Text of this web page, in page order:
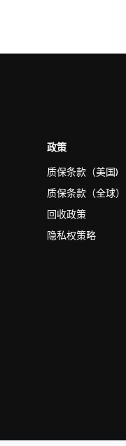
政策
质保条款（美国)
质保条款（全球）
回收政策
隐私权策略